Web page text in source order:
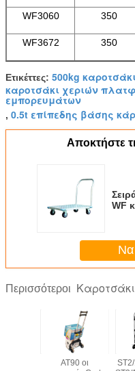
WF3060 350
WF3672 350
Ετικέττες: 500kg
καροτσάκι χεριών
εμπορευμάτων
, 0.5t επίπεδης βάσης
Αποκτήστε
WF
Να
Περισσότεροι
AT90 οι